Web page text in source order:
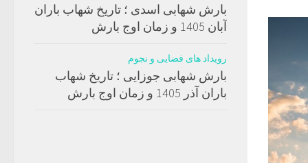
بارش شهابی اسدی ؛ تاریخ شهاب باران
آبان 1405 و زمان اوج بارش
رویداد های فضایی و نجوم
بارش شهابی جوزایی ؛ تاریخ شهاب
باران آذر 1405 و زمان اوج بارش